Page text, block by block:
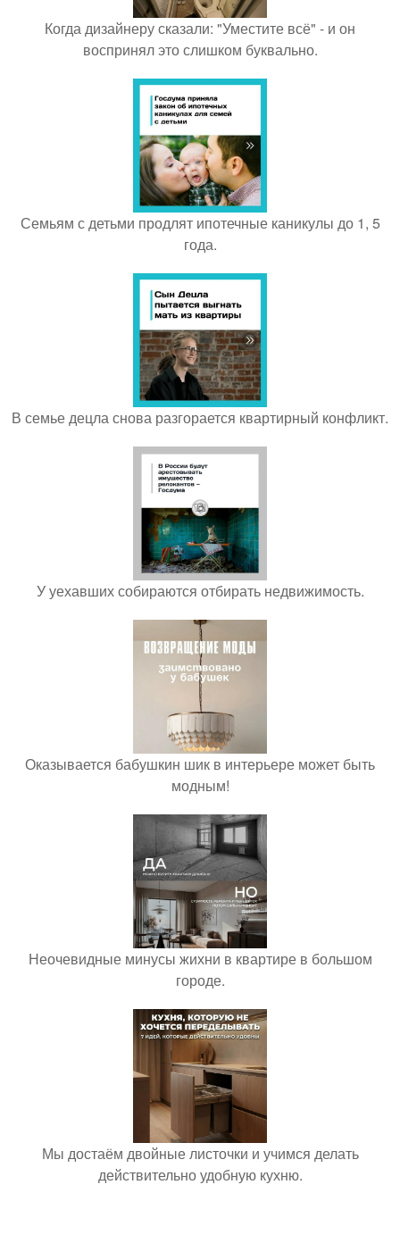
Когда дизайнеру сказали: "Уместите всё" - и он
воспринял это слишком буквально.
Семьям с детьми продлят ипотечные каникулы до 1, 5
года.
В семье децла снова разгорается квартирный конфликт.
У уехавших собираются отбирать недвижимость.
Оказывается бабушкин шик в интерьере может быть
модным!
Неочевидные минусы жихни в квартире в большом
городе.
Мы достаём двойные листочки и учимся делать
действительно удобную кухню.